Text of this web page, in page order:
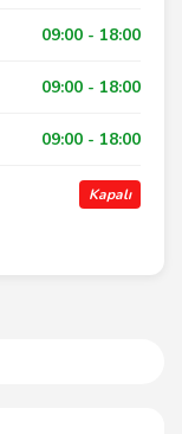
09:00 - 18:00
09:00 - 18:00
09:00 - 18:00
Kapalı